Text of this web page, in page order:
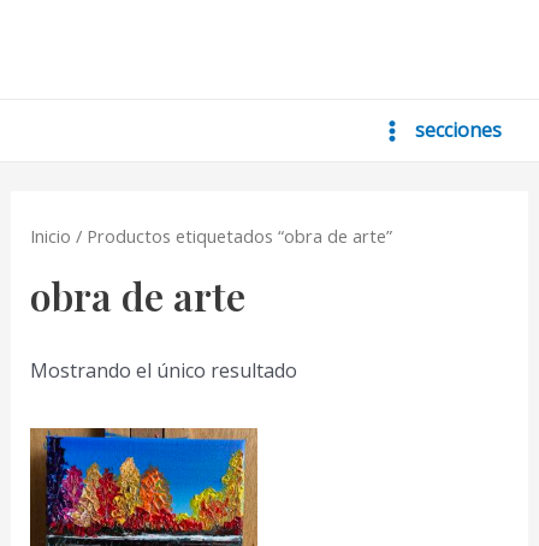
Main
secciones
Inicio / Productos etiquetados “obra de arte”
obra de arte
Mostrando el único resultado